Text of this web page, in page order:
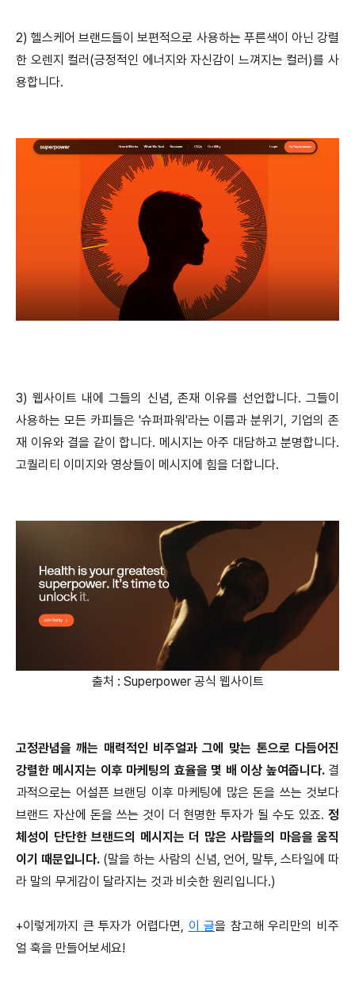
2) 헬스케어 브랜드들이 보편적으로 사용하는 푸른색이 아닌 강렬
한 오렌지 컬러(긍정적인 에너지와 자신감이 느껴지는 컬러)를 사
용합니다.
3) 웹사이트 내에 그들의 신념, 존재 이유를 선언합니다. 그들이
사용하는 모든 카피들은 '슈퍼파워'라는 이름과 분위기, 기업의 존
재 이유와 결을 같이 합니다. 메시지는 아주 대담하고 분명합니다.
고퀄리티 이미지와 영상들이 메시지에 힘을 더합니다.
출처 : Superpower 공식 웹사이트
고정관념을 깨는 매력적인 비주얼과 그에 맞는 톤으로 다듬어진
강렬한 메시지는 이후 마케팅의 효율을 몇 배 이상 높여줍니다. 결
과적으로는 어설픈 브랜딩 이후 마케팅에 많은 돈을 쓰는 것보다
브랜드 자산에 돈을 쓰는 것이 더 현명한 투자가 될 수도 있죠. 정
체성이 단단한 브랜드의 메시지는 더 많은 사람들의 마음을 움직
이기 때문입니다. (말을 하는 사람의 신념, 언어, 말투, 스타일에 따
라 말의 무게감이 달라지는 것과 비슷한 원리입니다.)
+이렇게까지 큰 투자가 어렵다면, 이 글을 참고해 우리만의 비주
얼 훅을 만들어보세요!